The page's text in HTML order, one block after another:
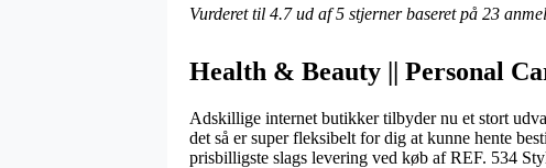
Vurderet til 4.7ud af 5 stjerner baseret på 23
Health & Beauty || Personal
Adskillige internet butikker tilbyder nu et stort
det så er super fleksibelt for dig at kunne hente
prisbilligste slags levering ved køb af REF. 534